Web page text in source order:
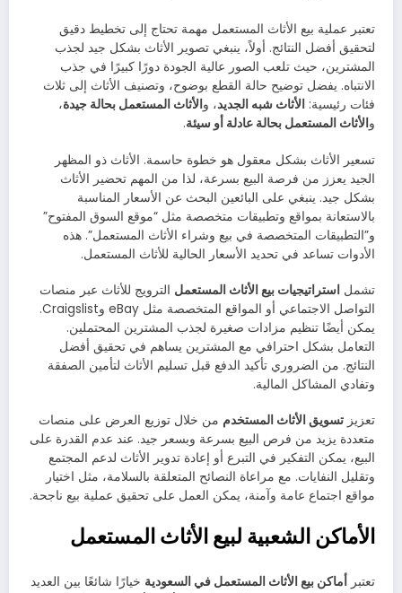
تعتبر عملية بيع الأثاث المستعمل مهمة تحتاج إلى تخطيط دقيق
لتحقيق أفضل النتائج. أولاً، ينبغي تصوير الأثاث بشكل جيد لجذب
المشترين، حيث تلعب الصور عالية الجودة دورًا كبيرًا في جذب
الانتباه. يفضل توضيح حالة القطع بوضوح، وتصنيف الأثاث إلى ثلاث
فئات رئيسية: الأثاث شبه الجديد، والأثاث المستعمل بحالة جيدة،
والأثاث المستعمل بحالة عادلة أو سيئة.
تسعير الأثاث بشكل معقول هو خطوة حاسمة. الأثاث ذو المظهر
الجيد يعزز من فرصة البيع بسرعة، لذا من المهم تحضير الأثاث
بشكل جيد. ينبغي على البائعين البحث عن الأسعار المناسبة
بالاستعانة بمواقع وتطبيقات متخصصة مثل “موقع السوق المفتوح”
و”التطبيقات المتخصصة في بيع وشراء الأثاث المستعمل”. هذه
الأدوات تساعد في تحديد الأسعار الحالية للأثاث المستعمل.
تشمل استراتيجيات بيع الأثاث المستعمل الترويج للأثاث عبر منصات
التواصل الاجتماعي أو المواقع المتخصصة مثل eBay وCraigslist.
يمكن أيضًا تنظيم مزادات صغيرة لجذب المشترين المحتملين.
التعامل بشكل احترافي مع المشترين يساهم في تحقيق أفضل
النتائج. من الضروري تأكيد الدفع قبل تسليم الأثاث لتأمين الصفقة
وتفادي المشاكل المالية.
تعزيز تسويق الأثاث المستخدم من خلال توزيع العرض على منصات
متعددة يزيد من فرص البيع بسرعة وبسعر جيد. عند عدم القدرة على
البيع، يمكن التفكير في التبرع أو إعادة تدوير الأثاث لدعم المجتمع
وتقليل النفايات. مع مراعاة النصائح المتعلقة بالسلامة، مثل اختيار
مواقع اجتماع عامة وآمنة، يمكن العمل على تحقيق عملية بيع ناجحة.
الأماكن الشعبية لبيع الأثاث المستعمل
تعتبر أماكن بيع الأثاث المستعمل في السعودية خيارًا شائعًا بين العديد